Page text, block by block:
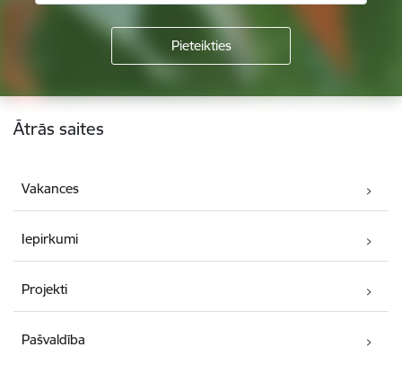
Kājene
Ātrās saites
Vakances
Iepirkumi
Projekti
Pašvaldība